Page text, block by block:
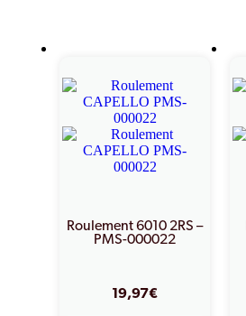
Roulement 6010 2RS –
PMS-000022
19,97€